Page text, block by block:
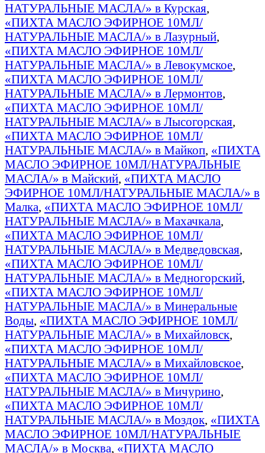
НАТУРАЛЬНЫЕ МАСЛА/» в Курская,
«ПИХТА МАСЛО ЭФИРНОЕ 10МЛ/
НАТУРАЛЬНЫЕ МАСЛА/» в Лазурный,
«ПИХТА МАСЛО ЭФИРНОЕ 10МЛ/
НАТУРАЛЬНЫЕ МАСЛА/» в Левокумское,
«ПИХТА МАСЛО ЭФИРНОЕ 10МЛ/
НАТУРАЛЬНЫЕ МАСЛА/» в Лермонтов,
«ПИХТА МАСЛО ЭФИРНОЕ 10МЛ/
НАТУРАЛЬНЫЕ МАСЛА/» в Лысогорская,
«ПИХТА МАСЛО ЭФИРНОЕ 10МЛ/
НАТУРАЛЬНЫЕ МАСЛА/» в Майкоп, «ПИХТА
МАСЛО ЭФИРНОЕ 10МЛ/НАТУРАЛЬНЫЕ
МАСЛА/» в Майский, «ПИХТА МАСЛО
ЭФИРНОЕ 10МЛ/НАТУРАЛЬНЫЕ МАСЛА/» в
Малка, «ПИХТА МАСЛО ЭФИРНОЕ 10МЛ/
НАТУРАЛЬНЫЕ МАСЛА/» в Махачкала,
«ПИХТА МАСЛО ЭФИРНОЕ 10МЛ/
НАТУРАЛЬНЫЕ МАСЛА/» в Медведовская,
«ПИХТА МАСЛО ЭФИРНОЕ 10МЛ/
НАТУРАЛЬНЫЕ МАСЛА/» в Медногорский,
«ПИХТА МАСЛО ЭФИРНОЕ 10МЛ/
НАТУРАЛЬНЫЕ МАСЛА/» в Минеральные
Воды, «ПИХТА МАСЛО ЭФИРНОЕ 10МЛ/
НАТУРАЛЬНЫЕ МАСЛА/» в Михайловск,
«ПИХТА МАСЛО ЭФИРНОЕ 10МЛ/
НАТУРАЛЬНЫЕ МАСЛА/» в Михайловское,
«ПИХТА МАСЛО ЭФИРНОЕ 10МЛ/
НАТУРАЛЬНЫЕ МАСЛА/» в Мичурино,
«ПИХТА МАСЛО ЭФИРНОЕ 10МЛ/
НАТУРАЛЬНЫЕ МАСЛА/» в Моздок, «ПИХТА
МАСЛО ЭФИРНОЕ 10МЛ/НАТУРАЛЬНЫЕ
МАСЛА/» в Москва, «ПИХТА МАСЛО